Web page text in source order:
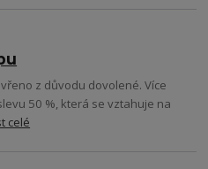
z důvodu dovolené. Více
50 %, která se vztahuje na
celé